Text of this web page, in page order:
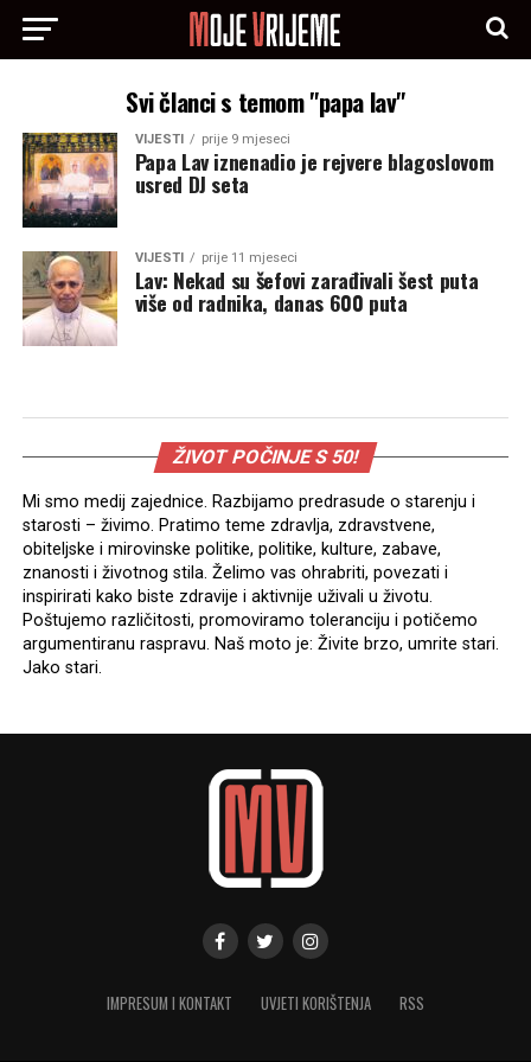
Svi članci s temom "papa lav"
VIJESTI prije 9 mjeseci
Papa Lav iznenadio je rejvere blagoslovom
usred DJ seta
VIJESTI prije 11 mjeseci
Lav: Nekad su šefovi zarađivali šest puta
više od radnika, danas 600 puta
ŽIVOT POČINJE S 50!
Mi smo medij zajednice. Razbijamo predrasude o starenju i
starosti – živimo. Pratimo teme zdravlja, zdravstvene,
obiteljske i mirovinske politike, politike, kulture, zabave,
znanosti i životnog stila. Želimo vas ohrabriti, povezati i
inspirirati kako biste zdravije i aktivnije uživali u životu.
Poštujemo različitosti, promoviramo toleranciju i potičemo
argumentiranu raspravu. Naš moto je: Živite brzo, umrite stari.
Jako stari.
IMPRESUM I KONTAKT UVJETI KORIŠTENJA RSS